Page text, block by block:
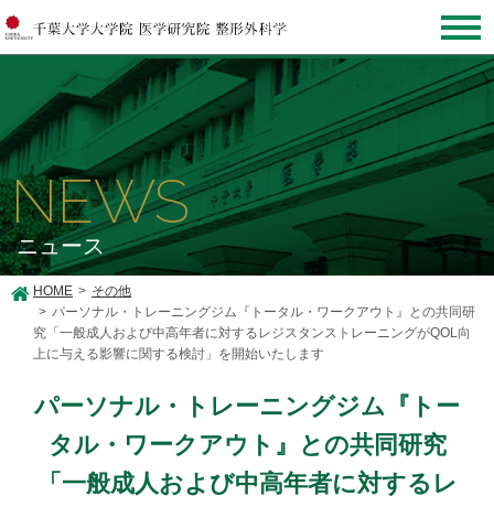
NEWS
ニュース
HOME
その他
パーソナル・トレーニングジム『トータル・ワークアウト』との共同研
究「一般成人および中高年者に対するレジスタンストレーニングがQOL向
上に与える影響に関する検討」を開始いたします
パーソナル・トレーニングジム『トー
タル・ワークアウト』との共同研究
「一般成人および中高年者に対するレ